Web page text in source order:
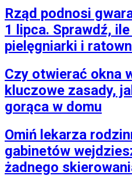
Rząd podnosi
1 lipca. Sprawdź,
pielęgniarki i
Czy otwierać okna
kluczowe zasady,
gorąca w domu
Omiń lekarza
gabinetów
żadnego